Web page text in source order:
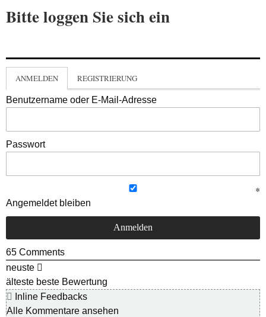
Bitte loggen Sie sich ein
ANMELDEN REGISTRIERUNG
Benutzername oder E-Mail-Adresse
Passwort
Angemeldet bleiben
65 Comments
neuste
älteste beste Bewertung
Inline Feedbacks
Alle Kommentare ansehen